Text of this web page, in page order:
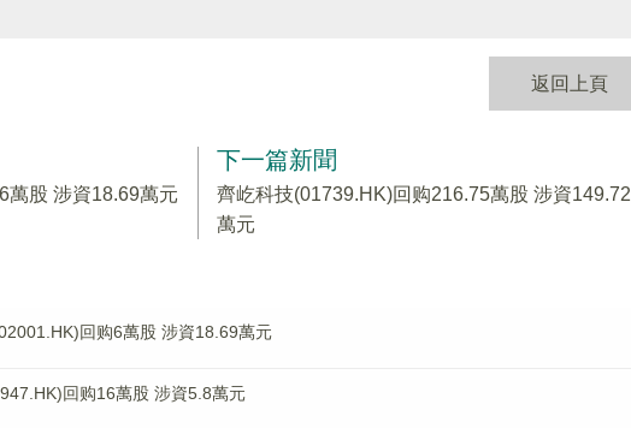
返回上頁
萬股 涉資18.69萬元
下一篇新聞
齊屹科技(01739.HK)回购216.75萬股 涉資149.72
萬元
回购6萬股 涉資18.69萬元
回购16萬股 涉資5.8萬元